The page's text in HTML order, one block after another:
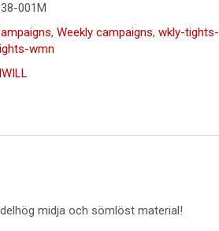
001M
, Weekly campaigns, wkly-tights-
wmn
midja och sömlöst material!